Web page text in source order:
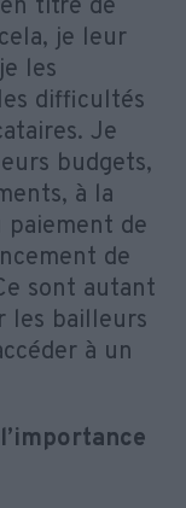
titre de
je leur
les
difficultés
Je
budgets,
à la
paiement de
de
sont autant
les bailleurs
à un